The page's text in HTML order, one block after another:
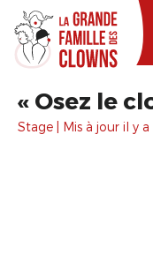
​« Osez le
Stage | Mis à jour il y